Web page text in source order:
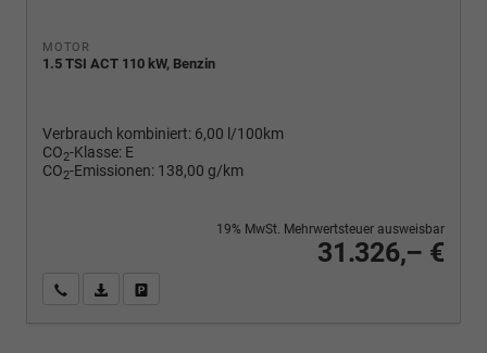
MOTOR
1.5 TSI ACT 110 kW, Benzin
Verbrauch kombiniert: 6,00 l/100km
CO2-Klasse: E
CO2-Emissionen: 138,00 g/km
31.326,– €
19% MwSt. Mehrwertsteuer ausweisbar
Wir rufen Sie anPDF-Fahrzeugexposé drucken